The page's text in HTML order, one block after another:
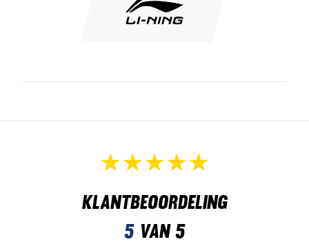
Klantbeoordeling
5van 5